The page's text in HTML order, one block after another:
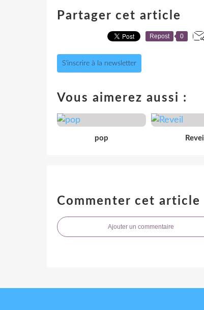
Partager cet article
Repost 0
S'inscrire à la newsletter
Vous aimerez aussi :
pop Reveil
Commenter cet article
Ajouter un commentaire